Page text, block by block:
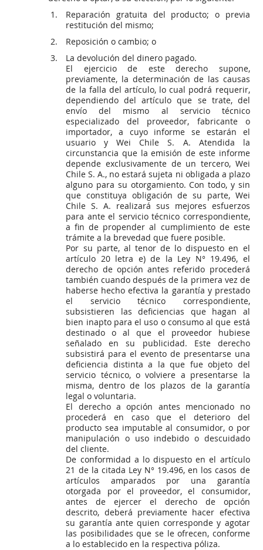
Reparación gratuita del producto; o previa
restitución del mismo;
Reposición o cambio; o
La devolución del dinero pagado.
El ejercicio de este derecho supone,
previamente, la determinación de las causas
de la falla del artículo, lo cual podrá requerir,
dependiendo del artículo que se trate, del
envío del mismo al servicio técnico
especializado del proveedor, fabricante o
importador, a cuyo informe se estarán el
usuario y Wei Chile S. A. Atendida la
circunstancia que la emisión de este informe
depende exclusivamente de un tercero, Wei
Chile S. A., no estará sujeta ni obligada a plazo
alguno para su otorgamiento. Con todo, y sin
que constituya obligación de su parte, Wei
Chile S. A. realizará sus mejores esfuerzos
para ante el servicio técnico correspondiente,
a fin de propender al cumplimiento de este
trámite a la brevedad que fuere posible.
Por su parte, al tenor de lo dispuesto en el
artículo 20 letra e) de la Ley N° 19.496, el
derecho de opción antes referido procederá
también cuando después de la primera vez de
haberse hecho efectiva la garantía y prestado
el servicio técnico correspondiente,
subsistieren las deficiencias que hagan al
bien inapto para el uso o consumo al que está
destinado o al que el proveedor hubiese
señalado en su publicidad. Este derecho
subsistirá para el evento de presentarse una
deficiencia distinta a la que fue objeto del
servicio técnico, o volviere a presentarse la
misma, dentro de los plazos de la garantía
legal o voluntaria.
El derecho a opción antes mencionado no
procederá en caso que el deterioro del
producto sea imputable al consumidor, o por
manipulación o uso indebido o descuidado
del cliente.
De conformidad a lo dispuesto en el artículo
21 de la citada Ley N° 19.496, en los casos de
artículos amparados por una garantía
otorgada por el proveedor, el consumidor,
antes de ejercer el derecho de opción
descrito, deberá previamente hacer efectiva
su garantía ante quien corresponde y agotar
las posibilidades que se le ofrecen, conforme
a lo establecido en la respectiva póliza.